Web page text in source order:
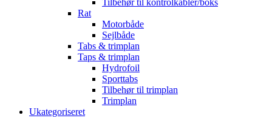
Tilbehør til kontrolkabler/boks
Rat
Motorbåde
Sejlbåde
Tabs & trimplan
Taps & trimplan
Hydrofoil
Sporttabs
Tilbehør til trimplan
Trimplan
Ukategoriseret